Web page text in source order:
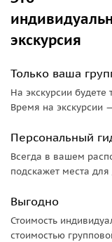
экскурсия
Только ваша
На экскурсии
Время на экскурсии
Персональный
Всегда в вашем
подскажет места для
Выгодно
Стоимость
стоимостью